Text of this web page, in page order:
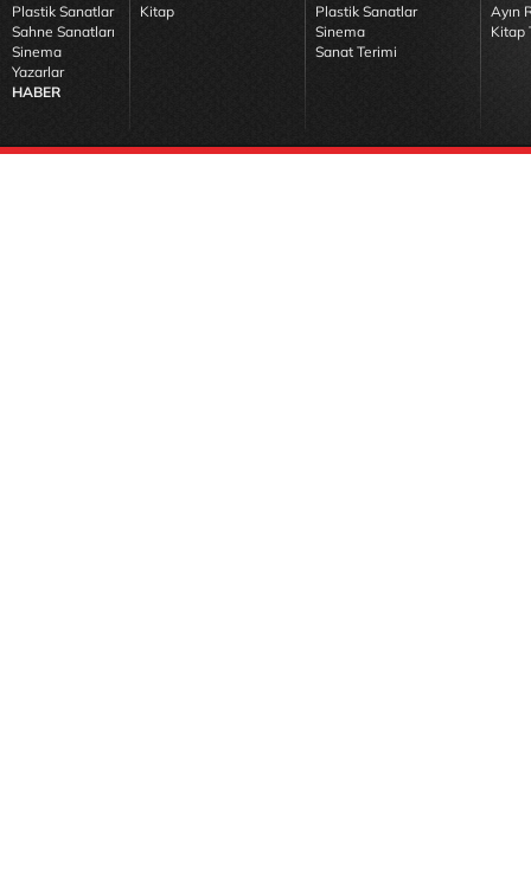
Plastik Sanatlar
Sahne Sanatları
Sinema
Yazarlar
HABER
Kitap
Plastik Sanatlar
Sinema
Sanat Terimi
Ayın
Kitap